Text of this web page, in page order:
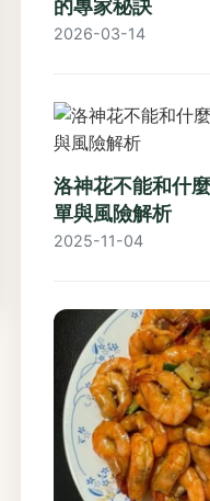
的專家秘訣
2026-03-14
洛神花不能和什
單與風險解析
2025-11-04